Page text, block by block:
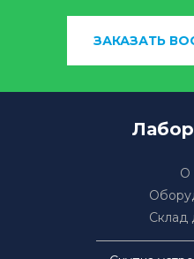
ЗАКАЗАТЬ
О
Склад